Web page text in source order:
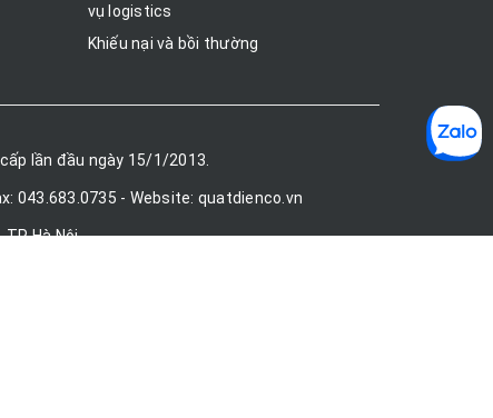
vụ logistics
Khiếu nại và bồi thường
lần đầu ngày 15/1/2013.
043.683.0735 - Website: quatdienco.vn
Hà Nội.